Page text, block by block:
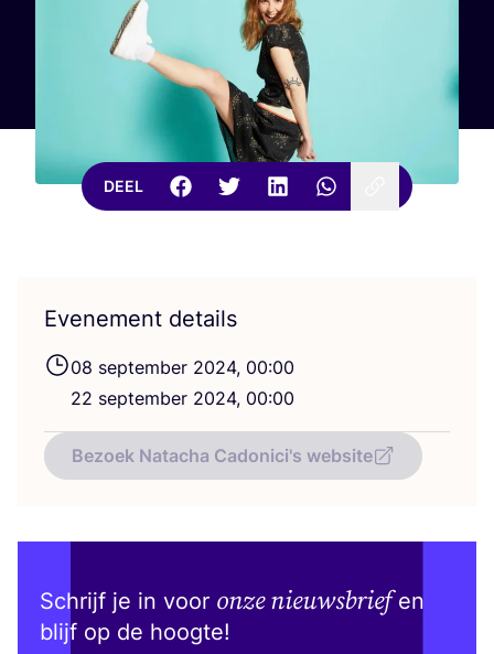
DEEL
Evenement details
08 sep­tem­ber 2024, 00:00
22 sep­tem­ber 2024, 00:00
Bezoek Natacha Cadonici's website
Schrijf je in voor onze nieuwsbriefen
blijf op de hoogte!